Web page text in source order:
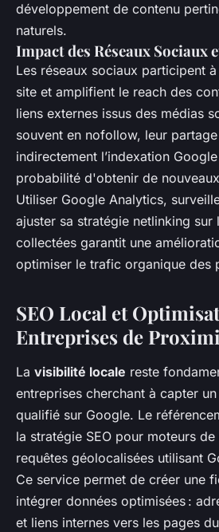
développement de contenu
naturels.
Impact des Réseaux Sociaux
Les réseaux sociaux participent
site et amplifient le reach des
liens externes issus des médias
souvent en nofollow, leur
indirectement l’indexation
probabilité d'obtenir de
Utiliser Google Analytics,
ajuster sa stratégie netlinking sur
collectées garantit une
optimiser le trafic organique des
SEO Local et
Entreprises de
La visibilité locale reste
entreprises cherchant à capter
qualifié sur Google. Le
la stratégie SEO pour moteurs
requêtes géolocalisées utilisant
Ce service permet de créer une
intégrer données optimisées :
et liens internes vers les pages